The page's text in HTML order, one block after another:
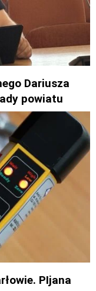
Dariusza
powiatu
PIjana